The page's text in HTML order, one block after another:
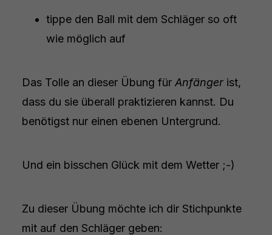
tippe den Ball mit dem Schläger so oft
wie möglich auf
Das Tolle an dieser Übung für Anfängerist,
dass du sie überall praktizieren kannst. Du
benötigst nur einen ebenen Untergrund.
Und ein bisschen Glück mit dem Wetter ;-)
Zu dieser Übung möchte ich dir Stichpunkte
mit auf den Schläger geben: